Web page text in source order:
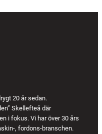
20 år sedan.
Skellefteå där
i fokus. Vi har över 30 års
, fordons-branschen.